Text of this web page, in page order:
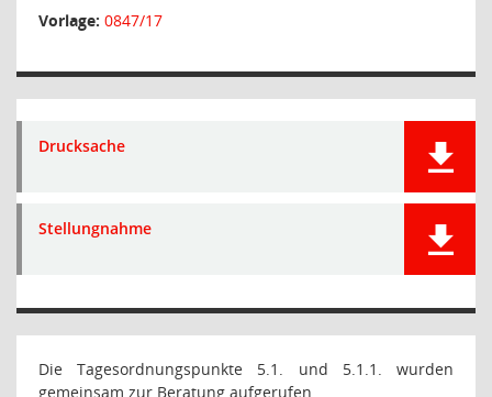
Vorlage: 0847/17
Drucksache
Stellungnahme
Die Tagesordnungspunkte 5.1. und 5.1.1. wurden
gemeinsam zur Beratung aufgerufen.